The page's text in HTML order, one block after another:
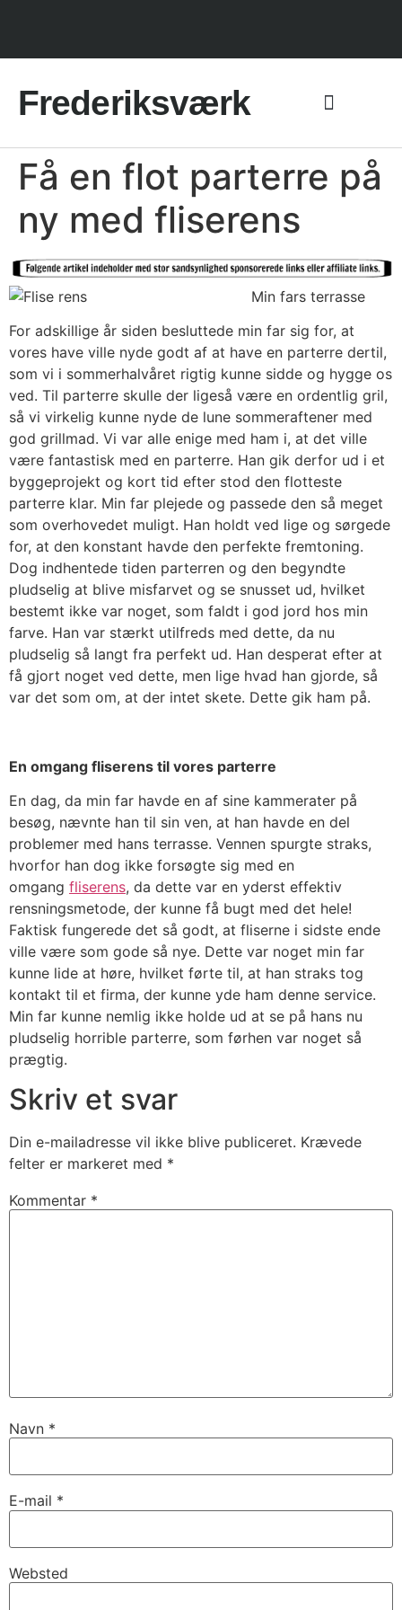
Frederiksværk
Få en flot parterre på
ny med fliserens
Min fars terrasse
For adskillige år siden besluttede min far sig for, at
vores have ville nyde godt af at have en parterre dertil,
som vi i sommerhalvåret rigtig kunne sidde og hygge os
ved. Til parterre skulle der ligeså være en ordentlig gril,
så vi virkelig kunne nyde de lune sommeraftener med
god grillmad. Vi var alle enige med ham i, at det ville
være fantastisk med en parterre. Han gik derfor ud i et
byggeprojekt og kort tid efter stod den flotteste
parterre klar. Min far plejede og passede den så meget
som overhovedet muligt. Han holdt ved lige og sørgede
for, at den konstant havde den perfekte fremtoning.
Dog indhentede tiden parterren og den begyndte
pludselig at blive misfarvet og se snusset ud, hvilket
bestemt ikke var noget, som faldt i god jord hos min
farve. Han var stærkt utilfreds med dette, da nu
pludselig så langt fra perfekt ud. Han desperat efter at
få gjort noget ved dette, men lige hvad han gjorde, så
var det som om, at der intet skete. Dette gik ham på.
En omgang fliserens til vores parterre
En dag, da min far havde en af sine kammerater på
besøg, nævnte han til sin ven, at han havde en del
problemer med hans terrasse. Vennen spurgte straks,
hvorfor han dog ikke forsøgte sig med en
omgang fliserens, da dette var en yderst effektiv
rensningsmetode, der kunne få bugt med det hele!
Faktisk fungerede det så godt, at fliserne i sidste ende
ville være som gode så nye. Dette var noget min far
kunne lide at høre, hvilket førte til, at han straks tog
kontakt til et firma, der kunne yde ham denne service.
Min far kunne nemlig ikke holde ud at se på hans nu
pludselig horrible parterre, som førhen var noget så
prægtig.
Skriv et svar
Din e-mailadresse vil ikke blive publiceret. Krævede
felter er markeret med *
Kommentar *
Navn *
E-mail *
Websted